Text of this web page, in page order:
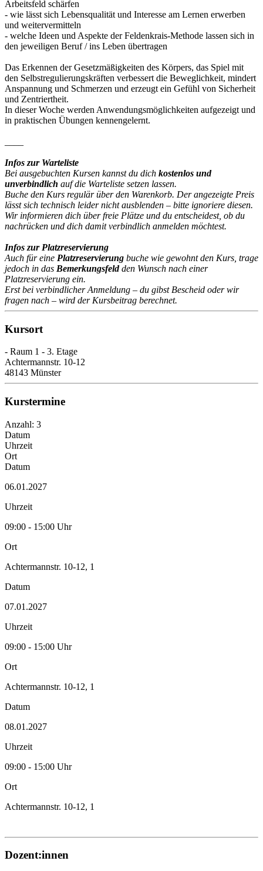
Arbeitsfeld schärfen
- wie lässt sich Lebensqualität und Interesse am Lernen erwerben
und weitervermitteln
- welche Ideen und Aspekte der Feldenkrais-Methode lassen sich in
den jeweiligen Beruf / ins Leben übertragen
Das Erkennen der Gesetzmäßigkeiten des Körpers, das Spiel mit
den Selbstregulierungskräften verbessert die Beweglichkeit, mindert
Anspannung und Schmerzen und erzeugt ein Gefühl von Sicherheit
und Zentriertheit.
In dieser Woche werden Anwendungsmöglichkeiten aufgezeigt und
in praktischen Übungen kennengelernt.
Infos zur Warteliste
Bei ausgebuchten Kursen kannst du dich kostenlos und
unverbindlich auf die Warteliste setzen lassen.
Buche den Kurs regulär über den Warenkorb. Der angezeigte Preis
lässt sich technisch leider nicht ausblenden – bitte ignoriere diesen.
Wir informieren dich über freie Plätze und du entscheidest, ob du
nachrücken und dich damit verbindlich anmelden möchtest.
Infos zur Platzreservierung
Auch für eine Platzreservierung buche wie gewohnt den Kurs, trage
jedoch in das Bemerkungsfeldden Wunsch nach einer
Platzreservierung ein.
Erst bei verbindlicher Anmeldung – du gibst Bescheid oder wir
fragen nach – wird der Kursbeitrag berechnet.
Kursort
- Raum 1 - 3. Etage
Achtermannstr. 10-12
48143 Münster
Kurstermine
Anzahl: 3
Datum
Uhrzeit
Ort
Datum
06.01.2027
Uhrzeit
09:00 - 15:00 Uhr
Ort
Achtermannstr. 10-12, 1
Datum
07.01.2027
Uhrzeit
09:00 - 15:00 Uhr
Ort
Achtermannstr. 10-12, 1
Datum
08.01.2027
Uhrzeit
09:00 - 15:00 Uhr
Ort
Achtermannstr. 10-12, 1
Dozent:innen